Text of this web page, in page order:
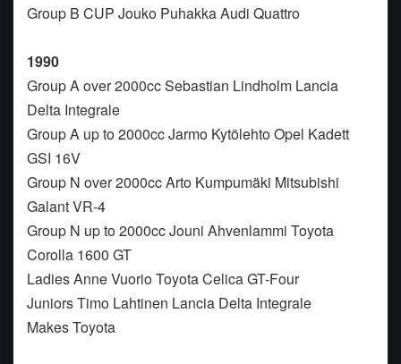
Group B CUP Jouko Puhakka Audi Quattro
1990
Group A over 2000cc Sebastian Lindholm Lancia
Delta Integrale
Group A up to 2000cc Jarmo Kytölehto Opel Kadett
GSI 16V
Group N over 2000cc Arto Kumpumäki Mitsubishi
Galant VR-4
Group N up to 2000cc Jouni Ahvenlammi Toyota
Corolla 1600 GT
Ladies Anne Vuorio Toyota Celica GT-Four
Juniors Timo Lahtinen Lancia Delta Integrale
Makes Toyota